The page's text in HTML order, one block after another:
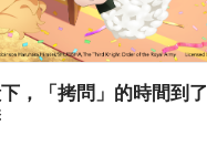
，「拷問」的時間到了